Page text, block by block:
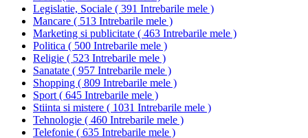
Legislatie, Sociale ( 391 Intrebarile mele )
Mancare ( 513 Intrebarile mele )
Marketing si publicitate ( 463 Intrebarile mele )
Politica ( 500 Intrebarile mele )
Religie ( 523 Intrebarile mele )
Sanatate ( 957 Intrebarile mele )
Shopping ( 809 Intrebarile mele )
Sport ( 645 Intrebarile mele )
Stiinta si mistere ( 1031 Intrebarile mele )
Tehnologie ( 460 Intrebarile mele )
Telefonie ( 635 Intrebarile mele )